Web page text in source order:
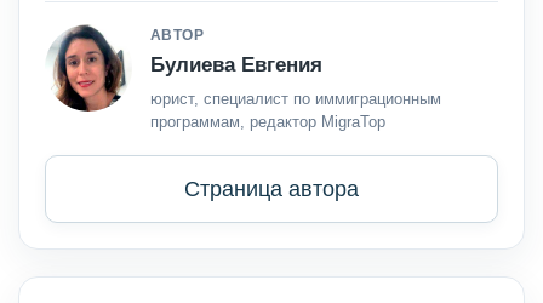
АВТОР
Булиева Евгения
юрист, специалист по иммиграционным
программам, редактор MigraTop
Страница автора